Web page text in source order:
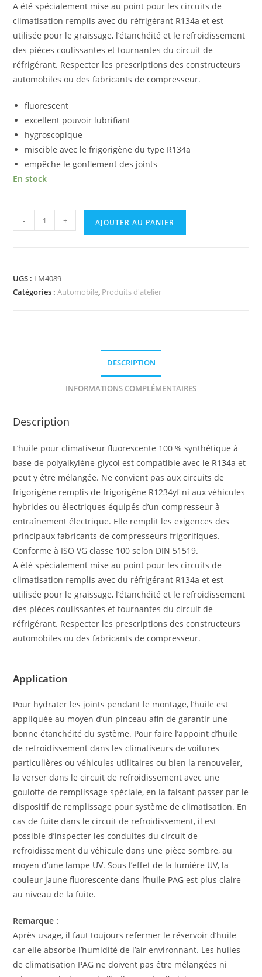
A été spécialement mise au point pour les circuits de
climatisation remplis avec du réfrigérant R134a et est
utilisée pour le graissage, l’étanchéité et le refroidissement
des pièces coulissantes et tournantes du circuit de
réfrigérant. Respecter les prescriptions des constructeurs
automobiles ou des fabricants de compresseur.
fluorescent
excellent pouvoir lubrifiant
hygroscopique
miscible avec le frigorigène du type R134a
empêche le gonflement des joints
En stock
- + AJOUTER AU PANIER
UGS : LM4089
Catégories :Automobile, Produits d'atelier
DESCRIPTION
INFORMATIONS COMPLÉMENTAIRES
Description
L’huile pour climatiseur fluorescente 100 % synthétique à
base de polyalkylène-glycol est compatible avec le R134a et
peut y être mélangée. Ne convient pas aux circuits de
frigorigène remplis de frigorigène R1234yf ni aux véhicules
hybrides ou électriques équipés d’un compresseur à
entraînement électrique. Elle remplit les exigences des
principaux fabricants de compresseurs frigorifiques.
Conforme à ISO VG classe 100 selon DIN 51519.
A été spécialement mise au point pour les circuits de
climatisation remplis avec du réfrigérant R134a et est
utilisée pour le graissage, l’étanchéité et le refroidissement
des pièces coulissantes et tournantes du circuit de
réfrigérant. Respecter les prescriptions des constructeurs
automobiles ou des fabricants de compresseur.
Appli­ca­tion
Pour hydrater les joints pendant le montage, l’huile est
appliquée au moyen d’un pinceau afin de garantir une
bonne étanchéité du système. Pour faire l’appoint d’huile
de refroidissement dans les climatiseurs de voitures
particulières ou véhicules utilitaires ou bien la renouveler,
la verser dans le circuit de refroidissement avec une
goulotte de remplissage spéciale, en la faisant passer par le
dispositif de remplissage pour système de climatisation. En
cas de fuite dans le circuit de refroidissement, il est
possible d’inspecter les conduites du circuit de
refroidissement du véhicule dans une pièce sombre, au
moyen d’une lampe UV. Sous l’effet de la lumière UV, la
couleur jaune fluorescente dans l’huile PAG est plus claire
au niveau de la fuite.
Remarque :
Après usage, il faut toujours refermer le réservoir d’huile
car elle absorbe l’humidité de l’air environnant. Les huiles
de climatisation PAG ne doivent pas être mélangées ni